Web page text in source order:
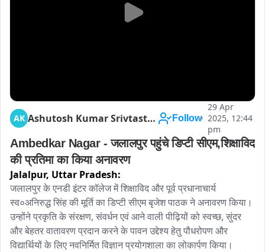
AK Ashutosh Kumar Srivtastava Follow
29 Apr
2025, 12:44
pm
Ambedkar Nagar - जलालपुर पहुंचे डिप्टी सीएम,शिक्षाविद
की प्रतिमा का किया अनावरण
Jalalpur, Uttar Pradesh:
जलालपुर के एनडी इंटर कॉलेज में शिक्षाविद और पूर्व प्रधानाचार्य
स्व०अनिरुद्ध सिंह की मूर्ति का डिप्टी सीएम बृजेश पाठक ने अनावरण किया।
उन्होंने प्रकृति के संरक्षण, संवर्धन एवं आने वाली पीढ़ियों को स्वच्छ, सुंदर
और बेहतर वातावरण प्रदान करने के पावन उद्देश्य हेतु पौधरोपण और
विद्यार्थियों के लिए नवनिर्मित विज्ञान प्रयोगशाला का लोकार्पण किया।